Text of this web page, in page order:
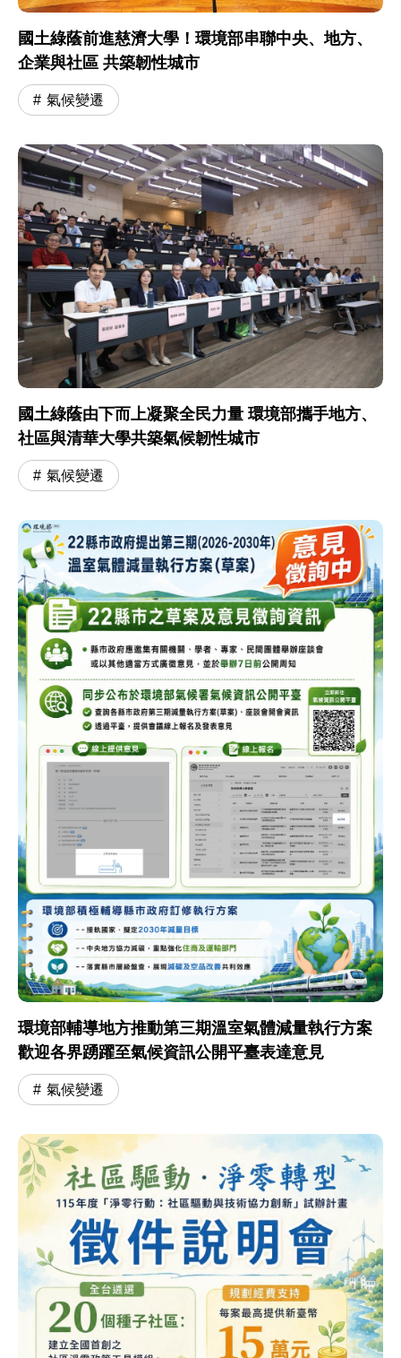
國土綠蔭前進慈濟大學！環境部串聯中央、地方、
企業與社區 共築韌性城市
氣候變遷
國土綠蔭由下而上凝聚全民力量 環境部攜手地方、
社區與清華大學共築氣候韌性城市
氣候變遷
環境部輔導地方推動第三期溫室氣體減量執行方案
歡迎各界踴躍至氣候資訊公開平臺表達意見
氣候變遷